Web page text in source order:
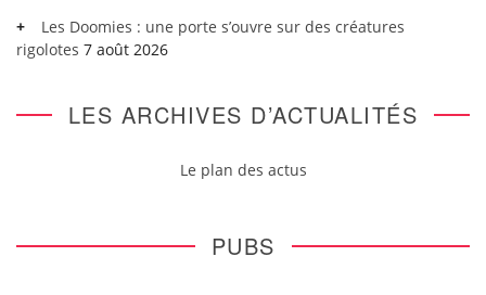
Les Doomies : une porte s’ouvre sur des créatures
rigolotes 7 août 2026
LES ARCHIVES D’ACTUALITÉS
Le plan des actus
PUBS